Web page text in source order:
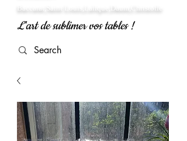
Baccarat,Saint Louis,Lalique,Daum,Christofle
L'art de sublimer vos tables !